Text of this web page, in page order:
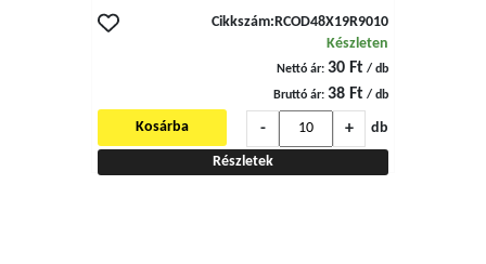
Cikkszám: RCOD48X19R9010
Készleten
Nettó ár: 30 Ft / db
Bruttó ár: 38 Ft / db
- + db
Kosárba
Részletek